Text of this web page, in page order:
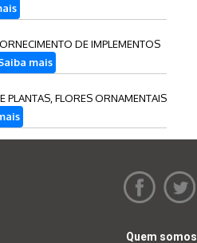
DE IMPLEMENTOS
mais
PLANTAS, FLORES ORNAMENTAIS
Quem somos